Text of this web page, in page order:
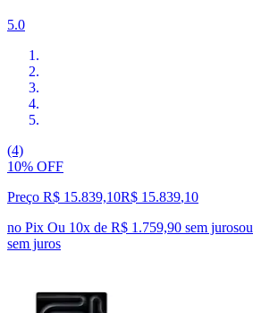
5.0
(4)
10% OFF
Preço R$ 15.839,10R$ 15.839,10
no Pix Ou 10x de R$ 1.759,90 sem jurosou
sem juros